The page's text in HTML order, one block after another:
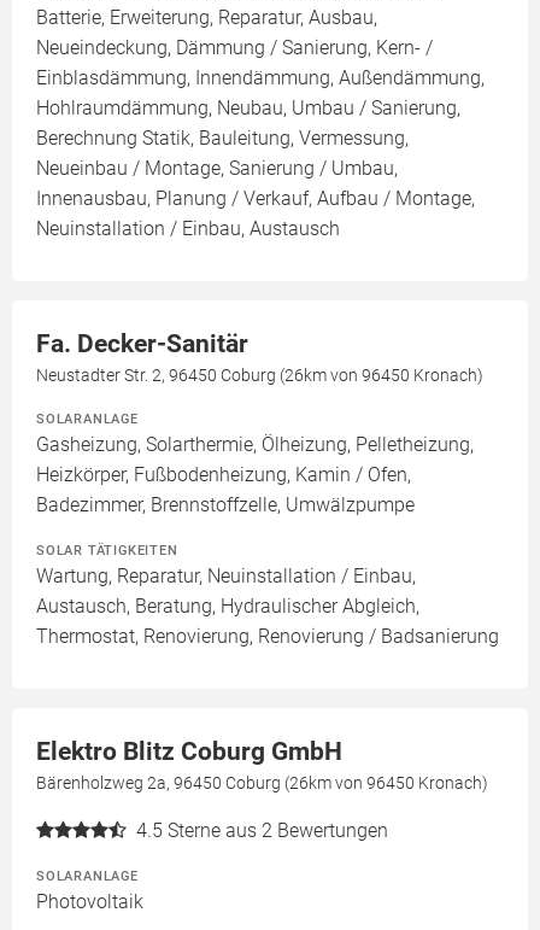
Batterie, Erweiterung, Reparatur, Ausbau,
Neueindeckung, Dämmung / Sanierung, Kern- /
Einblasdämmung, Innendämmung, Außendämmung,
Hohlraumdämmung, Neubau, Umbau / Sanierung,
Berechnung Statik, Bauleitung, Vermessung,
Neueinbau / Montage, Sanierung / Umbau,
Innenausbau, Planung / Verkauf, Aufbau / Montage,
Neuinstallation / Einbau, Austausch
Fa. Decker-Sanitär
Neustadter Str. 2, 96450 Coburg (26km von 96450 Kronach)
SOLARANLAGE
Gasheizung, Solarthermie, Ölheizung, Pelletheizung,
Heizkörper, Fußbodenheizung, Kamin / Ofen,
Badezimmer, Brennstoffzelle, Umwälzpumpe
SOLAR TÄTIGKEITEN
Wartung, Reparatur, Neuinstallation / Einbau,
Austausch, Beratung, Hydraulischer Abgleich,
Thermostat, Renovierung, Renovierung / Badsanierung
Elektro Blitz Coburg GmbH
Bärenholzweg 2a, 96450 Coburg (26km von 96450 Kronach)
4.5 Sterne aus 2 Bewertungen
SOLARANLAGE
Photovoltaik